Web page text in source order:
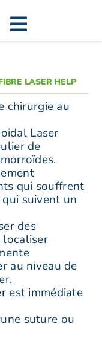
LASER HELP
chirurgie au
Laser
de
qui souffrent
suivent un
des
au niveau de
est immédiate
suture ou